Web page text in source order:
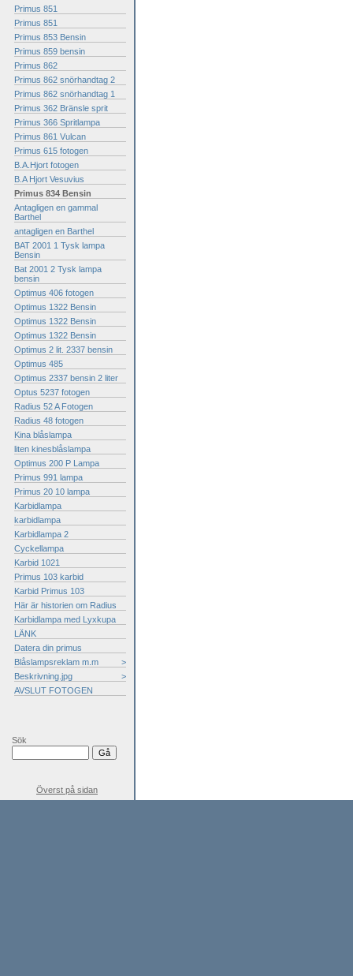
Primus 851
Primus 851
Primus 853 Bensin
Primus 859 bensin
Primus 862
Primus 862 snörhandtag 2
Primus 862 snörhandtag 1
Primus 362 Bränsle sprit
Primus 366 Spritlampa
Primus 861 Vulcan
Primus 615 fotogen
B.A.Hjort fotogen
B.A Hjort Vesuvius
Primus 834 Bensin
Antagligen en gammal
Barthel
antagligen en Barthel
BAT 2001 1 Tysk lampa
Bensin
Bat 2001 2 Tysk lampa
bensin
Optimus 406 fotogen
Optimus 1322 Bensin
Optimus 1322 Bensin
Optimus 1322 Bensin
Optimus 2 lit. 2337 bensin
Optimus 485
Optimus 2337 bensin 2 liter
Optus 5237 fotogen
Radius 52 A Fotogen
Radius 48 fotogen
Kina blåslampa
liten kinesblåslampa
Optimus 200 P Lampa
Primus 991 lampa
Primus 20 10 lampa
Karbidlampa
karbidlampa
Karbidlampa 2
Cyckellampa
Karbid 1021
Primus 103 karbid
Karbid Primus 103
Här är historien om Radius
Karbidlampa med Lyxkupa
LÄNK
Datera din primus
Blåslampsreklam m.m
>
Beskrivning.jpg
>
AVSLUT FOTOGEN
Sök
Överst på sidan